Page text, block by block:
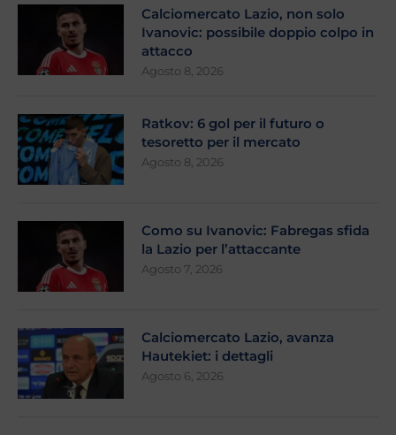
Calciomercato Lazio, non solo
Ivanovic: possibile doppio colpo in
attacco
Agosto 8, 2026
Ratkov: 6 gol per il futuro o
tesoretto per il mercato
Agosto 8, 2026
Como su Ivanovic: Fabregas sfida
la Lazio per l’attaccante
Agosto 7, 2026
Calciomercato Lazio, avanza
Hautekiet: i dettagli
Agosto 6, 2026